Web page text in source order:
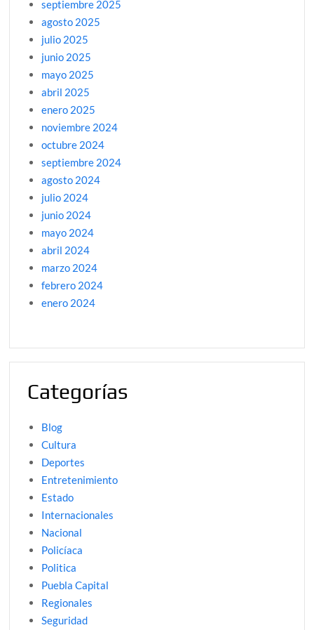
septiembre 2025
agosto 2025
julio 2025
junio 2025
mayo 2025
abril 2025
enero 2025
noviembre 2024
octubre 2024
septiembre 2024
agosto 2024
julio 2024
junio 2024
mayo 2024
abril 2024
marzo 2024
febrero 2024
enero 2024
Categorías
Blog
Cultura
Deportes
Entretenimiento
Estado
Internacionales
Nacional
Policíaca
Politica
Puebla Capital
Regionales
Seguridad